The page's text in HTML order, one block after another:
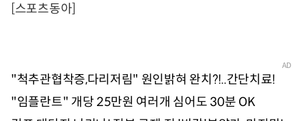
[스포츠동아]